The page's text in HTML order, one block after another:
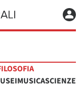
MUSICASCIENZE